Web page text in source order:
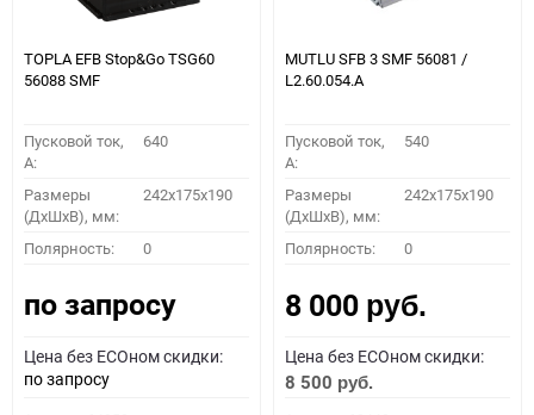
TOPLA EFB Stop&Go TSG60
56088 SMF
Пусковой ток,
A:
640
Размеры
(ДхШхВ), мм:
242x175x190
Полярность: 0
по запросу
Цена без ECOном скидки:
по запросу
MUTLU SFB 3 SMF 56081 /
L2.60.054.A
Пусковой ток,
A:
540
Размеры
(ДхШхВ), мм:
242x175x190
Полярность: 0
8 000 руб.
Цена без ECOном скидки:
8 500 руб.